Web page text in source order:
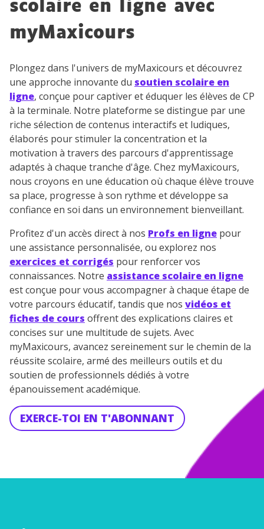
scolaire en ligne avec
myMaxicours
Plongez dans l'univers de myMaxicours et découvrez
une approche innovante du soutien scolaire en
ligne, conçue pour captiver et éduquer les élèves de CP
à la terminale. Notre plateforme se distingue par une
riche sélection de contenus interactifs et ludiques,
élaborés pour stimuler la concentration et la
motivation à travers des parcours d'apprentissage
adaptés à chaque tranche d'âge. Chez myMaxicours,
nous croyons en une éducation où chaque élève trouve
sa place, progresse à son rythme et développe sa
confiance en soi dans un environnement bienveillant.
Profitez d'un accès direct à nos Profs en ligne pour
une assistance personnalisée, ou explorez nos
exercices et corrigés pour renforcer vos
connaissances. Notre assistance scolaire en ligne
est conçue pour vous accompagner à chaque étape de
votre parcours éducatif, tandis que nos vidéos et
fiches de cours offrent des explications claires et
concises sur une multitude de sujets. Avec
myMaxicours, avancez sereinement sur le chemin de la
réussite scolaire, armé des meilleurs outils et du
soutien de professionnels dédiés à votre
épanouissement académique.
EXERCE-TOI EN T'ABONNANT
savoir plus sur la gestion de vos données personnelles et
pour exercer vos droits, vous pouvez consulter
charte.
communications de la part de
myMaxicours.
Votre adresse e-mail sera exclusivement utilisée pour
vous envoyer notre newsletter. Vous pourrez vous
désinscrire à tout moment, à travers le lien de
désinscription présent dans chaque newsletter. Pour
en savoir plus sur la gestion de vos données
personnelles et pour exercer vos droits, vous pouvez
consulternotre charte.